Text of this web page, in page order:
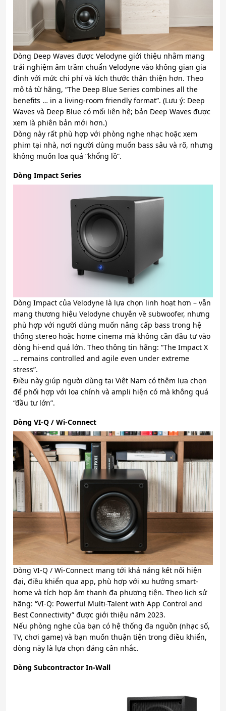
Dòng Deep Waves được Velodyne giới thiệu nhằm mang
trải nghiệm âm trầm chuẩn Velodyne vào không gian gia
đình với mức chi phí và kích thước thân thiện hơn. Theo
mô tả từ hãng, “The Deep Blue Series combines all the
benefits … in a living-room friendly format”. (Lưu ý: Deep
Waves và Deep Blue có mối liên hệ; bản Deep Waves được
xem là phiên bản mới hơn.)
Dòng này rất phù hợp với phòng nghe nhạc hoặc xem
phim tại nhà, nơi người dùng muốn bass sâu và rõ, nhưng
không muốn loa quá “khổng lồ”.
Dòng Impact Series
Dòng Impact của Velodyne là lựa chọn linh hoạt hơn – vẫn
mang thương hiệu Velodyne chuyên về subwoofer, nhưng
phù hợp với người dùng muốn nâng cấp bass trong hệ
thống stereo hoặc home cinema mà không cần đầu tư vào
dòng hi-end quá lớn. Theo thông tin hãng: “The Impact X
… remains controlled and agile even under extreme
stress”.
Điều này giúp người dùng tại Việt Nam có thêm lựa chọn
để phối hợp với loa chính và ampli hiện có mà không quá
“đầu tư lớn”.
Dòng VI-Q / Wi-Connect
Dòng VI-Q / Wi-Connect mang tới khả năng kết nối hiện
đại, điều khiển qua app, phù hợp với xu hướng smart-
home và tích hợp âm thanh đa phương tiện. Theo lịch sử
hãng: “VI-Q: Powerful Multi-Talent with App Control and
Best Connectivity” được giới thiệu năm 2023.
Nếu phòng nghe của bạn có hệ thống đa nguồn (nhạc số,
TV, chơi game) và bạn muốn thuận tiện trong điều khiển,
dòng này là lựa chọn đáng cân nhắc.
Dòng Subcontractor In-Wall